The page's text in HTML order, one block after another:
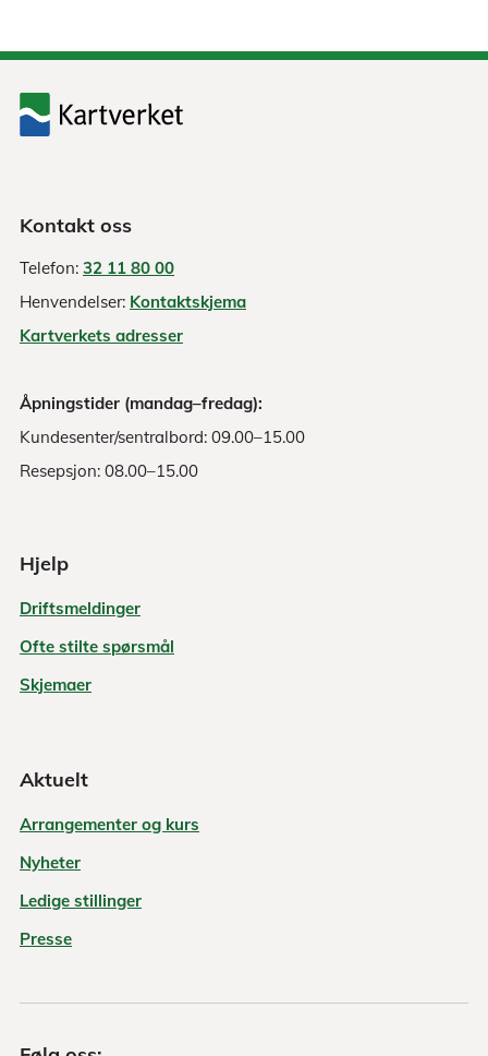
Kontakt oss
Telefon: 32 11 80 00
Henvendelser: Kontaktskjema
Kartverkets adresser
Åpningstider (mandag–fredag):
Kundesenter/sentralbord: 09.00–15.00
Resepsjon: 08.00–15.00
Hjelp
Driftsmeldinger
Ofte stilte spørsmål
Skjemaer
Aktuelt
Arrangementer og kurs
Nyheter
Ledige stillinger
Presse